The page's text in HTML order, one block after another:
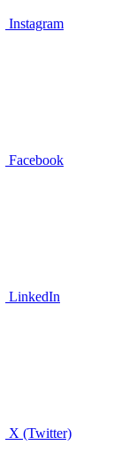
Instagram
Facebook
LinkedIn
X (Twitter)